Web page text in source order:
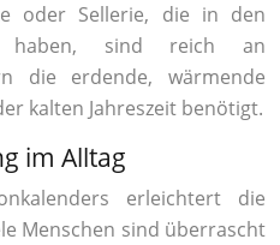
oder Sellerie, die in den
haben, sind reich an
die erdende, wärmende
kalten Jahreszeit benötigt.
im Alltag
erleichtert die
Menschen sind überrascht